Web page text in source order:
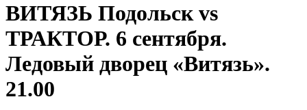
ВИТЯЗЬ Подольск vs
ТРАКТОР. 6 сентября.
Ледовый дворец «Витязь».
21.00